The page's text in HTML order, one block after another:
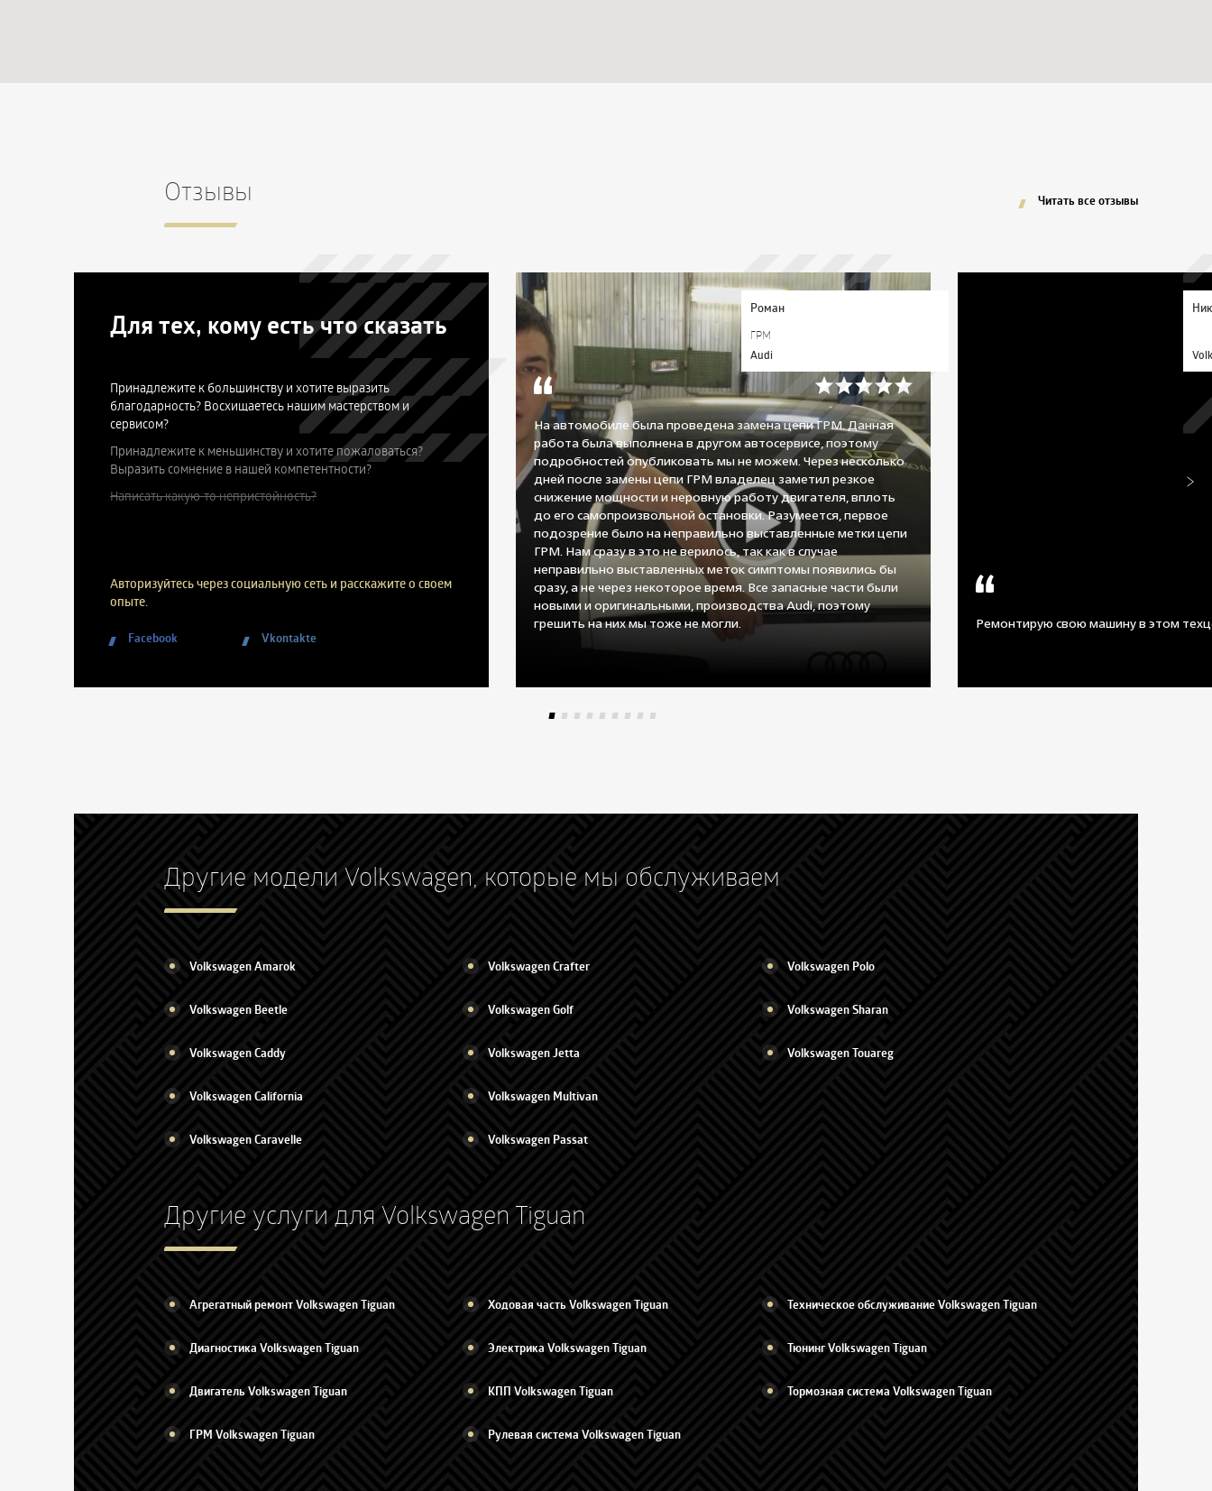
Отзывы Читать все отзывы
Для тех, кому есть что сказать
Принадлежите к большинству и хотите выразить
благодарность? Восхищаетесь нашим мастерством и
сервисом?
Принадлежите к меньшинству и хотите пожаловаться?
Выразить сомнение в нашей компетентности?
Написать какую-то непристойность?
Авторизуйтесь через социальную сеть и расскажите о своем
опыте.
Facebook Vkontakte
Роман
ГРМ
Audi
На автомобиле была проведена замена цепи ГРМ. Данная
работа была выполнена в другом автосервисе, поэтому
подробностей опубликовать мы не можем. Через несколько
дней после замены цепи ГРМ владелец заметил резкое
снижение мощности и неровную работу двигателя, вплоть
до его самопроизвольной остановки. Разумеется, первое
подозрение было на неправильно выставленные метки цепи
ГРМ. Нам сразу в это не верилось, так как в случае
неправильно выставленных меток симптомы появились бы
сразу, а не через некоторое время. Все запасные части были
новыми и оригинальными, производства Audi, поэтому
грешить на них мы тоже не могли.
Ремонтирую свою машину в этом
Другие модели Volkswagen, которые мы обслуживаем
Volkswagen Amarok
Volkswagen Beetle
Volkswagen Caddy
Volkswagen California
Volkswagen Caravelle
Volkswagen Crafter
Volkswagen Golf
Volkswagen Jetta
Volkswagen Multivan
Volkswagen Passat
Volkswagen Polo
Volkswagen Sharan
Volkswagen Touareg
Другие услуги для Volkswagen Tiguan
Агрегатный ремонт Volkswagen Tiguan
Диагностика Volkswagen Tiguan
Двигатель Volkswagen Tiguan
ГРМ Volkswagen Tiguan
Ходовая часть Volkswagen Tiguan
Электрика Volkswagen Tiguan
КПП Volkswagen Tiguan
Рулевая система Volkswagen Tiguan
Техническое обслуживание Volkswagen Tiguan
Тюнинг Volkswagen Tiguan
Тормозная система Volkswagen Tiguan